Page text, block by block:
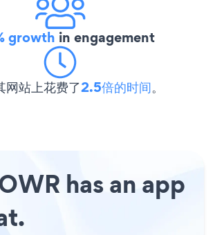
growth in engagement
网站上花费了2.5倍的时间。
has an app